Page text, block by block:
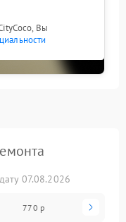
Вы
07.08.2026
770 р